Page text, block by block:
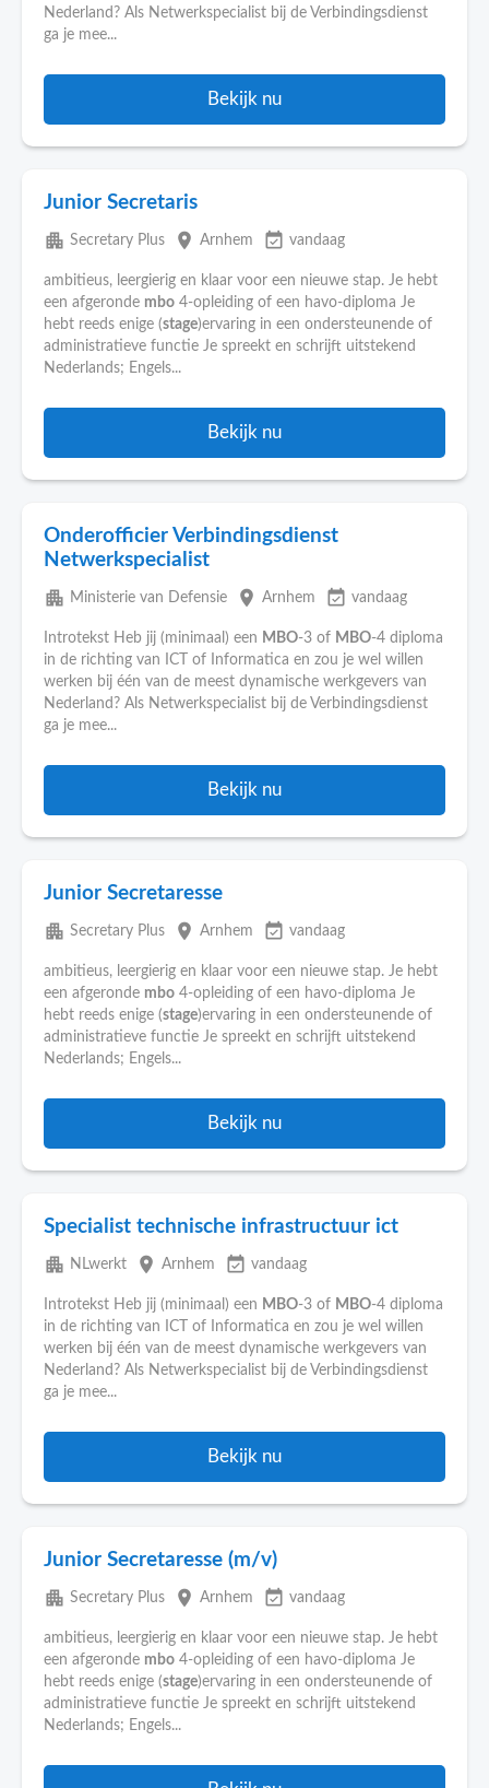
Nederland? Als Netwerkspecialist bij de Verbindingsdienst
ga je mee...
Bekijk nu
Junior Secretaris
apartment Secretary Plus place Arnhem event_available vandaag
ambitieus, leergierig en klaar voor een nieuwe stap. Je hebt
een afgeronde mbo 4-opleiding of een havo-diploma Je
hebt reeds enige (stage)ervaring in een ondersteunende of
administratieve functie Je spreekt en schrijft uitstekend
Nederlands; Engels...
Bekijk nu
Onderofficier Verbindingsdienst
Netwerkspecialist
apartment Ministerie van Defensie place Arnhem event_available vandaag
Introtekst Heb jij (minimaal) een MBO-3 of MBO-4 diploma
in de richting van ICT of Informatica en zou je wel willen
werken bij één van de meest dynamische werkgevers van
Nederland? Als Netwerkspecialist bij de Verbindingsdienst
ga je mee...
Bekijk nu
Junior Secretaresse
apartment Secretary Plus place Arnhem event_available vandaag
ambitieus, leergierig en klaar voor een nieuwe stap. Je hebt
een afgeronde mbo 4-opleiding of een havo-diploma Je
hebt reeds enige (stage)ervaring in een ondersteunende of
administratieve functie Je spreekt en schrijft uitstekend
Nederlands; Engels...
Bekijk nu
Specialist technische infrastructuur ict
apartment NLwerkt place Arnhem event_available vandaag
Introtekst Heb jij (minimaal) een MBO-3 of MBO-4 diploma
in de richting van ICT of Informatica en zou je wel willen
werken bij één van de meest dynamische werkgevers van
Nederland? Als Netwerkspecialist bij de Verbindingsdienst
ga je mee...
Bekijk nu
Junior Secretaresse (m/v)
apartment Secretary Plus place Arnhem event_available vandaag
ambitieus, leergierig en klaar voor een nieuwe stap. Je hebt
een afgeronde mbo 4-opleiding of een havo-diploma Je
hebt reeds enige (stage)ervaring in een ondersteunende of
administratieve functie Je spreekt en schrijft uitstekend
Nederlands; Engels...